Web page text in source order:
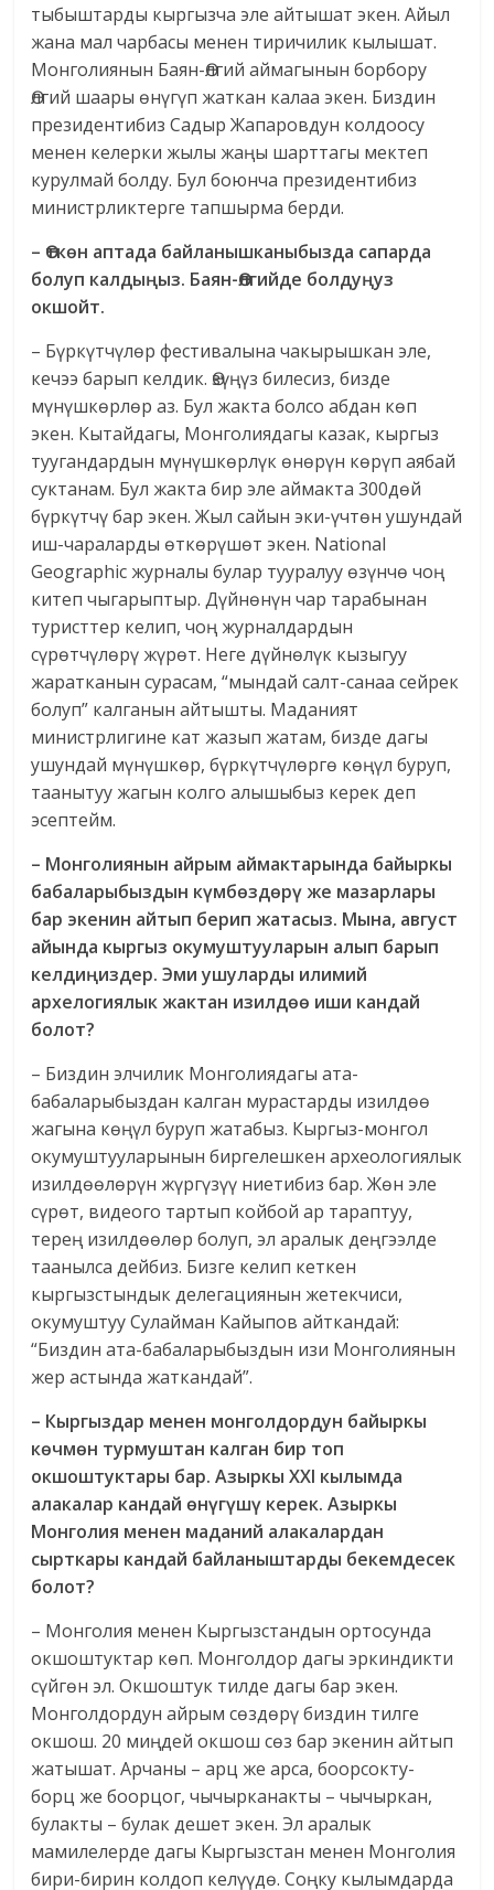
тыбыштарды кыргызча эле айтышат экен. Айыл
жана мал чарбасы менен тиричилик кылышат.
Монголиянын Баян-Өлгий аймагынын борбору
Өлгий шаары өнүгүп жаткан калаа экен. Биздин
президентибиз Садыр Жапаровдун колдоосу
менен келерки жылы жаңы шарттагы мектеп
курулмай болду. Бул боюнча президентибиз
министрликтерге тапшырма берди.
– Өткөн аптада байланышканыбызда сапарда
болуп калдыңыз. Баян-Өлгийде болдуңуз
окшойт.
– Бүркүтчүлөр фестивалына чакырышкан эле,
кечээ барып келдик. Өзүңүз билесиз, бизде
мүнүшкөрлөр аз. Бул жакта болсо абдан көп
экен. Кытайдагы, Монголиядагы казак, кыргыз
туугандардын мүнүшкөрлүк өнөрүн көрүп аябай
суктанам. Бул жакта бир эле аймакта 300дөй
бүркүтчү бар экен. Жыл сайын эки-үчтөн ушундай
иш-чараларды өткөрүшөт экен. National
Geographic журналы булар тууралуу өзүнчө чоң
китеп чыгарыптыр. Дүйнөнүн чар тарабынан
туристтер келип, чоң журналдардын
сүрөтчүлөрү жүрөт. Неге дүйнөлүк кызыгуу
жаратканын сурасам, “мындай салт-санаа сейрек
болуп” калганын айтышты. Маданият
министрлигине кат жазып жатам, бизде дагы
ушундай мүнүшкөр, бүркүтчүлөргө көңүл буруп,
таанытуу жагын колго алышыбыз керек деп
эсептейм.
– Монголиянын айрым аймактарында байыркы
бабаларыбыздын күмбөздөрү же мазарлары
бар экенин айтып берип жатасыз. Мына, август
айында кыргыз окумуштууларын алып барып
келдиңиздер. Эми ушуларды илимий
архелогиялык жактан изилдөө иши кандай
болот?
– Биздин элчилик Монголиядагы ата-
бабаларыбыздан калган мурастарды изилдөө
жагына көңүл буруп жатабыз. Кыргыз-монгол
окумуштууларынын биргелешкен археологиялык
изилдөөлөрүн жүргүзүү ниетибиз бар. Жөн эле
сүрөт, видеого тартып койбой ар тараптуу,
терең изилдөөлөр болуп, эл аралык деңгээлде
таанылса дейбиз. Бизге келип кеткен
кыргызстындык делегациянын жетекчиси,
окумуштуу Сулайман Кайыпов айткандай:
“Биздин ата-бабаларыбыздын изи Монголиянын
жер астында жаткандай”.
– Кыргыздар менен монголдордун байыркы
көчмөн турмуштан калган бир топ
окшоштуктары бар. Азыркы XXI кылымда
алакалар кандай өнүгүшү керек. Азыркы
Монголия менен маданий алакалардан
сырткары кандай байланыштарды бекемдесек
болот?
– Монголия менен Кыргызстандын ортосунда
окшоштуктар көп. Монголдор дагы эркиндикти
сүйгөн эл. Окшоштук тилде дагы бар экен.
Монголдордун айрым сөздөрү биздин тилге
окшош. 20 миңдей окшош сөз бар экенин айтып
жатышат. Арчаны – арц же арса, боорсокту-
борц же боорцог, чычырканакты – чычыркан,
булакты – булак дешет экен. Эл аралык
мамилелерде дагы Кыргызстан менен Монголия
бири-бирин колдоп келүүдө. Соңку кылымдарда